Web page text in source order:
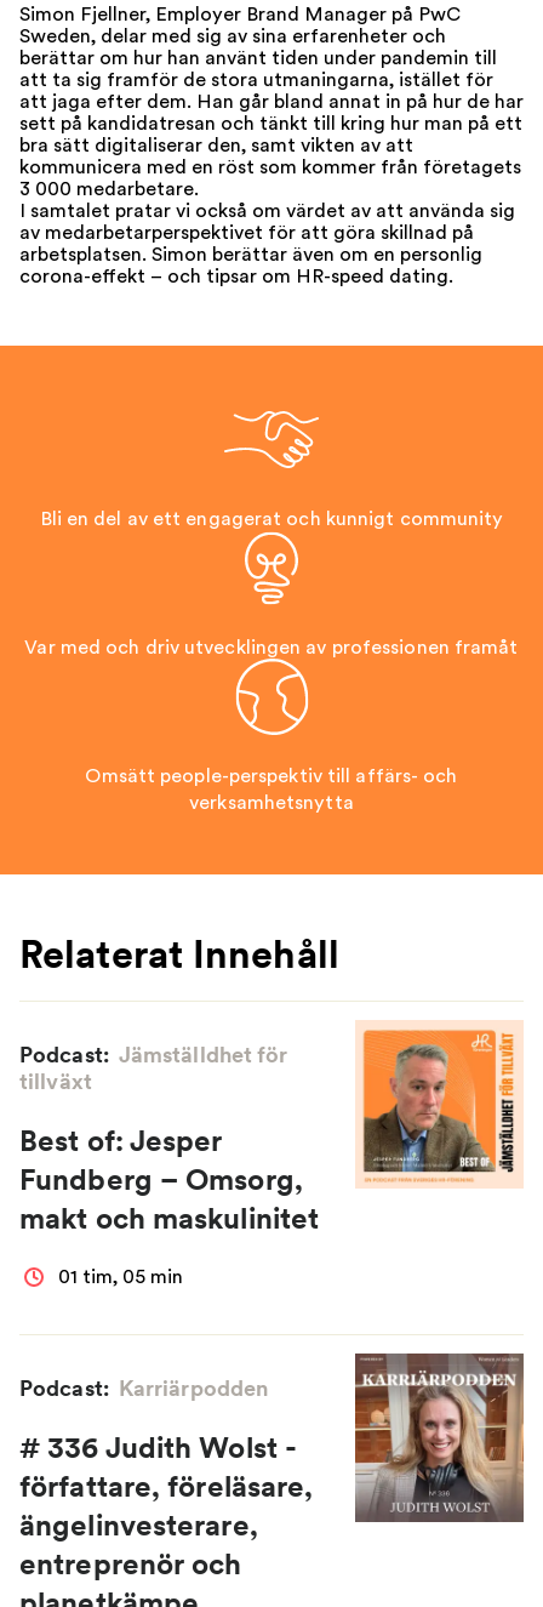
Simon Fjellner, Employer Brand Manager på PwC
Sweden, delar med sig av sina erfarenheter och
berättar om hur han använt tiden under pandemin till
att ta sig framför de stora utmaningarna, istället för
att jaga efter dem. Han går bland annat in på hur de har
sett på kandidatresan och tänkt till kring hur man på ett
bra sätt digitaliserar den, samt vikten av att
kommunicera med en röst som kommer från företagets
3 000 medarbetare.
I samtalet pratar vi också om värdet av att använda sig
av medarbetarperspektivet för att göra skillnad på
arbetsplatsen. Simon berättar även om en personlig
corona-effekt – och tipsar om HR-speed dating.
Bli en del av ett engagerat och kunnigt community
Var med och driv utvecklingen av professionen framåt
Omsätt people-perspektiv till affärs- och
verksamhetsnytta
Relaterat Innehåll
Podcast: Jämställdhet för
tillväxt
Best of: Jesper
Fundberg – Omsorg,
makt och maskulinitet
01 tim, 05 min
Podcast: Karriärpodden
# 336 Judith Wolst -
författare, föreläsare,
ängelinvesterare,
entreprenör och